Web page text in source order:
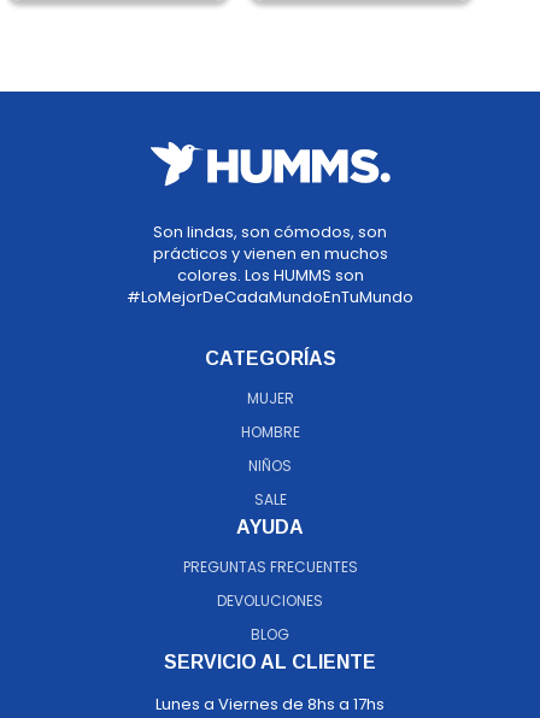
Son lindas, son cómodos, son
prácticos y vienen en muchos
colores. Los HUMMS son
#LoMejorDeCadaMundoEnTuMundo
CATEGORÍAS
MUJER
HOMBRE
NIÑOS
SALE
AYUDA
PREGUNTAS FRECUENTES
DEVOLUCIONES
BLOG
SERVICIO AL CLIENTE
Lunes a Viernes de 8hs a 17hs